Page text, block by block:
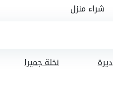
شراء منزل
ديرة نخلة جميرا